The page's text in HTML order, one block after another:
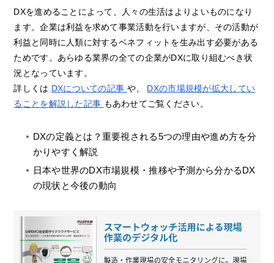
DXを進めることによって、人々の生活はよりよいものになり
ます。企業は利益を求めて事業活動を行いますが、その活動が
利益と同時に人類に対するベネフィットを生み出す必要がある
ためです。あらゆる業界の全ての企業がDXに取り組むべき状
況となっています。
詳しくは DXについての記事 や、 DXの市場規模が拡大してい
ることを解説した記事 もあわせてご覧ください。
DXの定義とは？重要視される5つの理由や進め方を分
かりやすく解説
日本や世界のDX市場規模・推移や予測から分かるDX
の現状と今後の動向